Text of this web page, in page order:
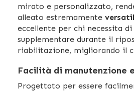
mirato e personalizzato,
alleato estremamente
eccellente per chi necessita
supplementare durante il
riabilitazione, migliorando il
Facilità di manutenzione
Progettato per essere